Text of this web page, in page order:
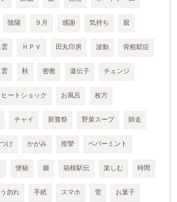
陰陽 ９月 感謝 気持ち 親
ＨＰＶ 田丸印房 波動 骨粗鬆症
雲 秋 密教 遺伝子 チェンジ
ヒートショック お風呂 枚方
チャイ 新嘗祭 野菜スープ 師走
け かがみ 痙攣 ペパーミント
便秘 腸 箱根駅伝 楽しむ 時間
勿れ 手紙 スマホ 雪 お菓子